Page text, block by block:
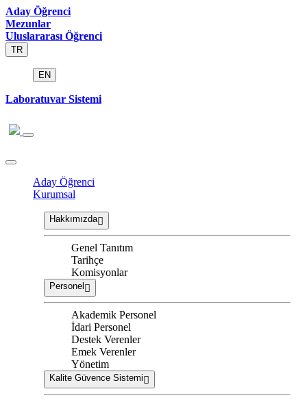
Aday Öğrenci
Mezunlar
Uluslararası Öğrenci
TR
EN
Laboratuvar Sistemi
Aday Öğrenci
Kurumsal
Hakkımızda
Genel Tanıtım
Tarihçe
Komisyonlar
Personel
Akademik Personel
İdari Personel
Destek Verenler
Emek Verenler
Yönetim
Kalite Güvence Sistemi